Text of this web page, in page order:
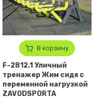
В корзину
F-2812.1 Уличный
тренажер Жим сидя с
переменной нагрузкой
ZAVODSPORTA